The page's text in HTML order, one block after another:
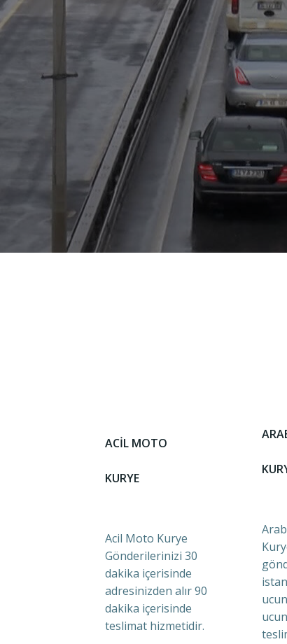
ACİL MOTO
KURYE
Acil Moto Kurye
Gönderilerinizi 30
dakika içerisinde
adresinizden alır 90
dakika içerisinde
teslimat hizmetidir.